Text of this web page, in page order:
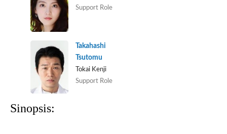
Support Role
Takahashi
Tsutomu
Tokai Kenji
Support Role
Sinopsis: